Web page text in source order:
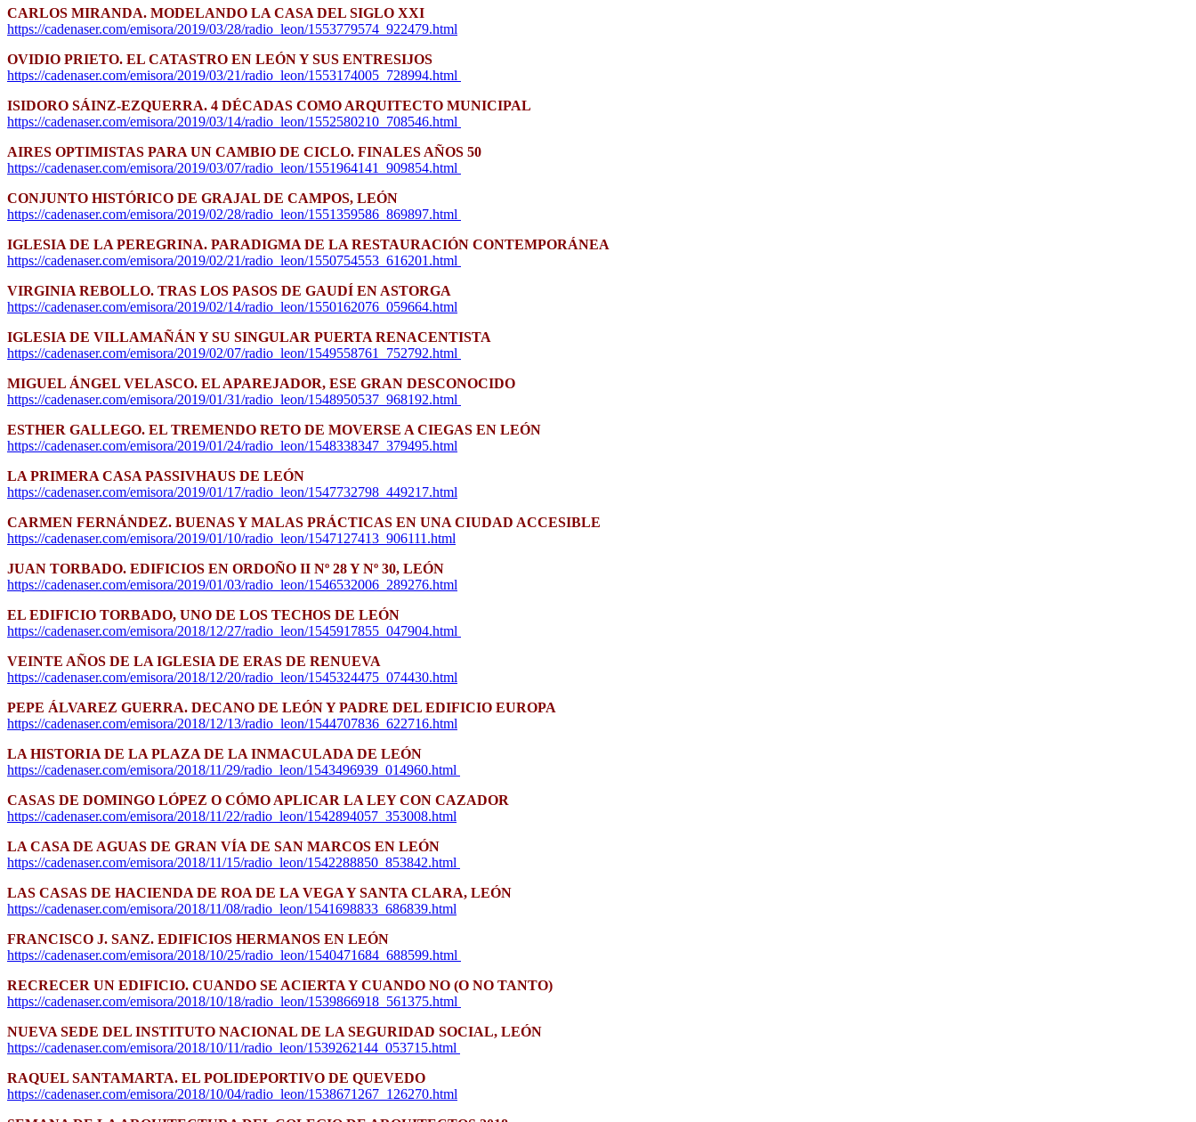
CARLOS MIRANDA. MODELANDO LA CASA DEL SIGLO XXI
https://cadenaser.com/emisora/2019/03/28/radio_leon/1553779574_922479.html
OVIDIO PRIETO. EL CATASTRO EN LEÓN Y SUS ENTRESIJOS
https://cadenaser.com/emisora/2019/03/21/radio_leon/1553174005_728994.html
ISIDORO SÁINZ-EZQUERRA. 4 DÉCADAS COMO ARQUITECTO MUNICIPAL
https://cadenaser.com/emisora/2019/03/14/radio_leon/1552580210_708546.html
AIRES OPTIMISTAS PARA UN CAMBIO DE CICLO. FINALES AÑOS 50
https://cadenaser.com/emisora/2019/03/07/radio_leon/1551964141_909854.html
CONJUNTO HISTÓRICO DE GRAJAL DE CAMPOS, LEÓN
https://cadenaser.com/emisora/2019/02/28/radio_leon/1551359586_869897.html
IGLESIA DE LA PEREGRINA. PARADIGMA DE LA RESTAURACIÓN CONTEMPORÁNEA
https://cadenaser.com/emisora/2019/02/21/radio_leon/1550754553_616201.html
VIRGINIA REBOLLO. TRAS LOS PASOS DE GAUDÍ EN ASTORGA
https://cadenaser.com/emisora/2019/02/14/radio_leon/1550162076_059664.html
IGLESIA DE VILLAMAÑÁN Y SU SINGULAR PUERTA RENACENTISTA
https://cadenaser.com/emisora/2019/02/07/radio_leon/1549558761_752792.html
MIGUEL ÁNGEL VELASCO. EL APAREJADOR, ESE GRAN DESCONOCIDO
https://cadenaser.com/emisora/2019/01/31/radio_leon/1548950537_968192.html
ESTHER GALLEGO. EL TREMENDO RETO DE MOVERSE A CIEGAS EN LEÓN
https://cadenaser.com/emisora/2019/01/24/radio_leon/1548338347_379495.html
LA PRIMERA CASA PASSIVHAUS DE LEÓN
https://cadenaser.com/emisora/2019/01/17/radio_leon/1547732798_449217.html
CARMEN FERNÁNDEZ. BUENAS Y MALAS PRÁCTICAS EN UNA CIUDAD ACCESIBLE
https://cadenaser.com/emisora/2019/01/10/radio_leon/1547127413_906111.html
JUAN TORBADO. EDIFICIOS EN ORDOÑO II Nº 28 Y Nº 30, LEÓN
https://cadenaser.com/emisora/2019/01/03/radio_leon/1546532006_289276.html
EL EDIFICIO TORBADO, UNO DE LOS TECHOS DE LEÓN
https://cadenaser.com/emisora/2018/12/27/radio_leon/1545917855_047904.html
VEINTE AÑOS DE LA IGLESIA DE ERAS DE RENUEVA
https://cadenaser.com/emisora/2018/12/20/radio_leon/1545324475_074430.html
PEPE ÁLVAREZ GUERRA. DECANO DE LEÓN Y PADRE DEL EDIFICIO EUROPA
https://cadenaser.com/emisora/2018/12/13/radio_leon/1544707836_622716.html
LA HISTORIA DE LA PLAZA DE LA INMACULADA DE LEÓN
https://cadenaser.com/emisora/2018/11/29/radio_leon/1543496939_014960.html
CASAS DE DOMINGO LÓPEZ O CÓMO APLICAR LA LEY CON CAZADOR
https://cadenaser.com/emisora/2018/11/22/radio_leon/1542894057_353008.html
LA CASA DE AGUAS DE GRAN VÍA DE SAN MARCOS EN LEÓN
https://cadenaser.com/emisora/2018/11/15/radio_leon/1542288850_853842.html
LAS CASAS DE HACIENDA DE ROA DE LA VEGA Y SANTA CLARA, LEÓN
https://cadenaser.com/emisora/2018/11/08/radio_leon/1541698833_686839.html
FRANCISCO J. SANZ. EDIFICIOS HERMANOS EN LEÓN
https://cadenaser.com/emisora/2018/10/25/radio_leon/1540471684_688599.html
RECRECER UN EDIFICIO. CUANDO SE ACIERTA Y CUANDO NO (O NO TANTO)
https://cadenaser.com/emisora/2018/10/18/radio_leon/1539866918_561375.html
NUEVA SEDE DEL INSTITUTO NACIONAL DE LA SEGURIDAD SOCIAL, LEÓN
https://cadenaser.com/emisora/2018/10/11/radio_leon/1539262144_053715.html
RAQUEL SANTAMARTA. EL POLIDEPORTIVO DE QUEVEDO
https://cadenaser.com/emisora/2018/10/04/radio_leon/1538671267_126270.html